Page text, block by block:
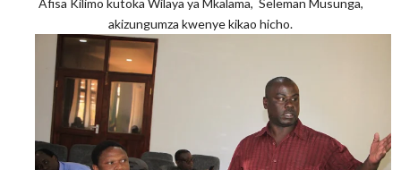
akizungumza kwenye kikao hicho.